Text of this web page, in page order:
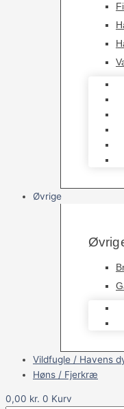
Øvrige
Vildfugle / Havens
Høns / Fjerkræ
0,00 kr. 0 Kurv